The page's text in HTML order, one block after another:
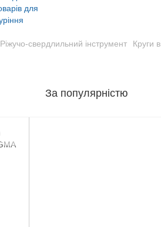
Ріжучо-свердлильний інструмент Круги
За популярністю